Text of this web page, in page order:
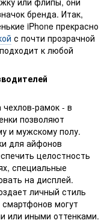
бренда. Итак,
iPhone прекрасно
с почти прозрачной
к любой
чехлов-рамок - в
позволяют
и мужскому полу.
для айфонов
целостность
специальные
на дисплей.
личный стиль
могут
или иными оттенками.